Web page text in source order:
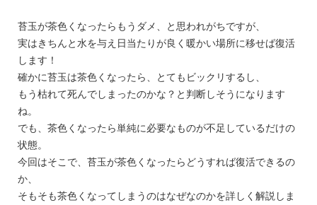
苔玉が茶色くなったらもうダメ、と思われがちですが、
実はきちんと水を与え日当たりが良く暖かい場所に移せば復活
します！
確かに苔玉は茶色くなったら、とてもビックリするし、
もう枯れて死んでしまったのかな？と判断しそうになります
ね。
でも、茶色くなったら単純に必要なものが不足しているだけの
状態。
今回はそこで、苔玉が茶色くなったらどうすれば復活できるの
か、
そもそも茶色くなってしまうのはなぜなのかを詳しく解説しま